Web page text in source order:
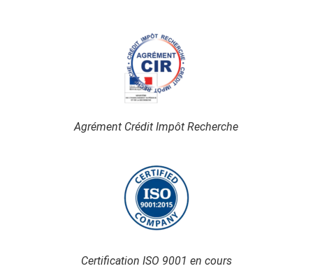
Agrément Crédit Impôt Recherche
Certification ISO 9001 en cours